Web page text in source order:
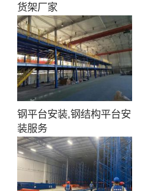
货架厂家
钢平台安装,钢结构平台安
装服务